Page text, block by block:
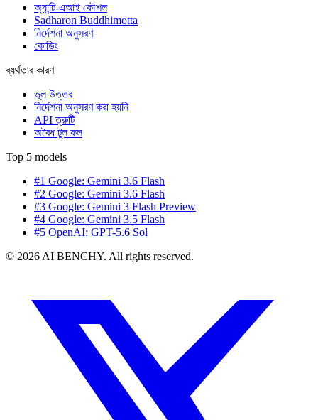
অ্যান্টি-এআই কৌশল
Sadharon Buddhimotta
নির্দেশনা অনুসরণ
কোডিং
ব্যর্থতার কারণ
ভুল উত্তর
নির্দেশনা অনুসরণ করা হয়নি
API ত্রুটি
অবৈধ টুল কল
Top 5 models
#1 Google: Gemini 3.6 Flash
#2 Google: Gemini 3.6 Flash
#3 Google: Gemini 3 Flash Preview
#4 Google: Gemini 3.5 Flash
#5 OpenAI: GPT-5.6 Sol
© 2026 AI BENCHY. All rights reserved.